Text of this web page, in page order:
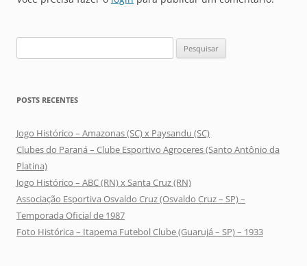
por:
POSTS RECENTES
Jogo Histórico – Amazonas (SC) x Paysandu (SC)
Clubes do Paraná – Clube Esportivo Agroceres (Santo Antônio da
Platina)
Jogo Histórico – ABC (RN) x Santa Cruz (RN)
Associação Esportiva Osvaldo Cruz (Osvaldo Cruz – SP) –
Temporada Oficial de 1987
Foto Histórica – Itapema Futebol Clube (Guarujá – SP) – 1933